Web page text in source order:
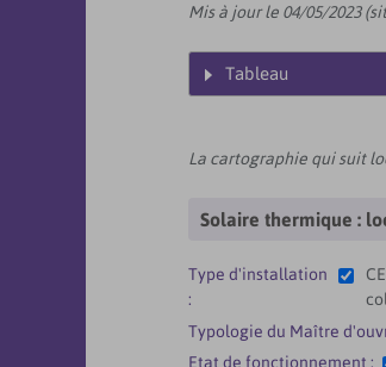
Mis à jour le 04/05/2023
Tableau
La cartographie qui suit
Solaire thermique :
Type d'installation
:
Typologie du Maître
Etat de fonctionnement :